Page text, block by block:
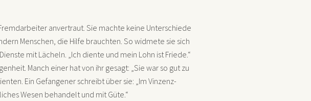
anvertraut. Sie machte keine Unterschiede
Menschen, die Hilfe brauchten. So widmete sie sich
mit Lächeln. „Ich diente und mein Lohn ist Friede.“
Manch einer hat von ihr gesagt: „Sie war so gut zu
Ein Gefangener schreibt über sie: „Im Vinzenz-
Wesen behandelt und mit Güte.“